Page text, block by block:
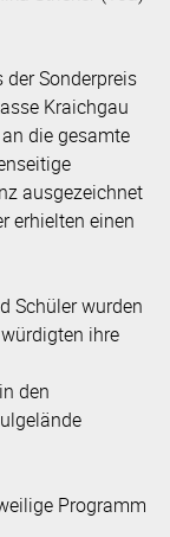
Sonderpreis
Kraichgau
die gesamte
ausgezeichnet
erhielten einen
Schüler wurden
ihre
den
Programm